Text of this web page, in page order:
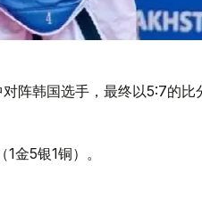
阵韩国选手，最终以5:7的比
金5银1铜）。